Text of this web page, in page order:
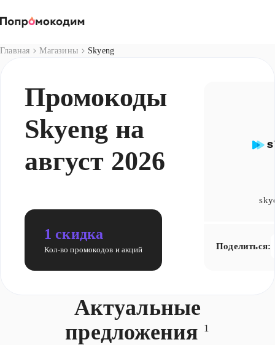
Главная Магазины Skyeng
Промокоды
Skyeng на
август 2026
1 скидка
Кол-во промокодов и акций Поделиться:
Актуальные
предложения 1